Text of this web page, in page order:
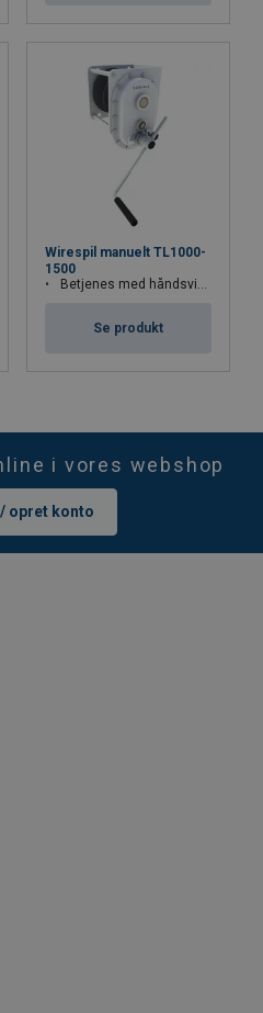
Wirespil manuelt TL1000-
1500
Betjenes med håndsving
Se produkt
i vores webshop
opret konto